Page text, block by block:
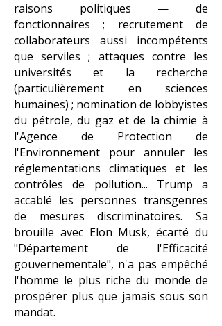
raisons politiques — de
fonctionnaires ; recrutement de
collaborateurs aussi incompétents
que serviles ; attaques contre les
universités et la recherche
(particulièrement en sciences
humaines) ; nomination de lobbyistes
du pétrole, du gaz et de la chimie à
l'Agence de Protection de
l'Environnement pour annuler les
réglementations climatiques et les
contrôles de pollution... Trump a
accablé les personnes transgenres
de mesures discriminatoires. Sa
brouille avec Elon Musk, écarté du
"Département de l'Efficacité
gouvernementale", n'a pas empêché
l'homme le plus riche du monde de
prospérer plus que jamais sous son
mandat.